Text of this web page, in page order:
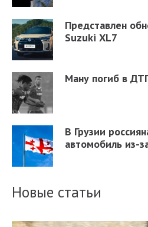
Представлен
Suzuki XL7
Ману погиб в
В Грузии
автомобиль из-
Новые статьи